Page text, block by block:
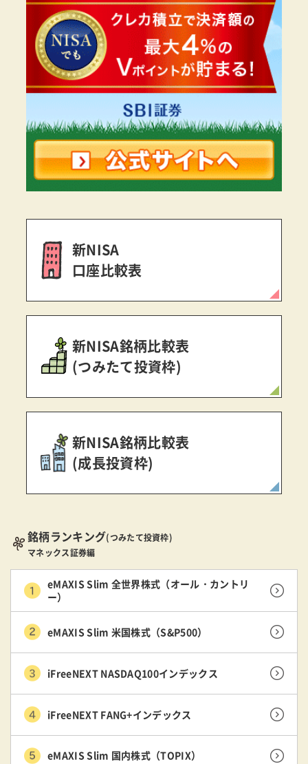
新NISA
口座比較表
新NISA銘柄比較表
(つみたて投資枠)
新NISA銘柄比較表
(成長投資枠)
銘柄ランキング(つみたて投資枠)
マネックス証券編
eMAXIS Slim 全世界株式（オール・カントリ
ー）
eMAXIS Slim 米国株式（S&P500）
iFreeNEXT NASDAQ100インデックス
iFreeNEXT FANG+インデックス
eMAXIS Slim 国内株式（TOPIX）